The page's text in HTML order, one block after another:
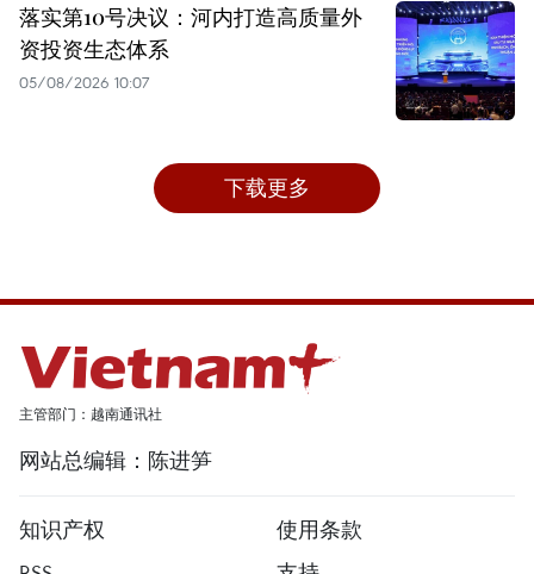
落实第10号决议：河内打造高质量外
资投资生态体系
05/08/2026 10:07
下载更多
主管部门：越南通讯社
网站总编辑：陈进笋
知识产权
使用条款